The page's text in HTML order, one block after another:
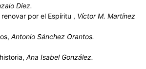
Díez.
por el Espíritu , Víctor M. Martínez
Antonio Sánchez Orantos.
Ana Isabel González.